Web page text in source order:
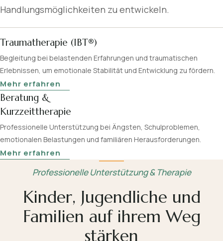
Handlungsmöglichkeiten zu entwickeln.
Traumatherapie (IBT®)
Begleitung bei belastenden Erfahrungen und traumatischen
Erlebnissen, um emotionale Stabilität und Entwicklung zu fördern.
Mehr erfahren
Beratung &
Kurzzeittherapie
Professionelle Unterstützung bei Ängsten, Schulproblemen,
emotionalen Belastungen und familiären Herausforderungen.
Mehr erfahren
Professionelle Unterstützung & Therapie
Kinder, Jugendliche und
Familien auf ihrem Weg
stärken